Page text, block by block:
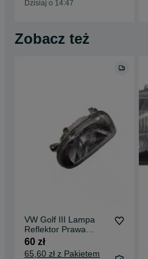
Dzisiaj o 14:47
Zobacz też
VW Golf III Lampa
Reflektor Prawa
Przednia Prawy Przód
PP
60 zł
65,60 zł z Pakietem